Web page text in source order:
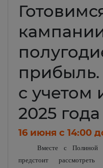
с учетом
2025 года
16 июня c 14:00
Вместе с Полиной
предстоит